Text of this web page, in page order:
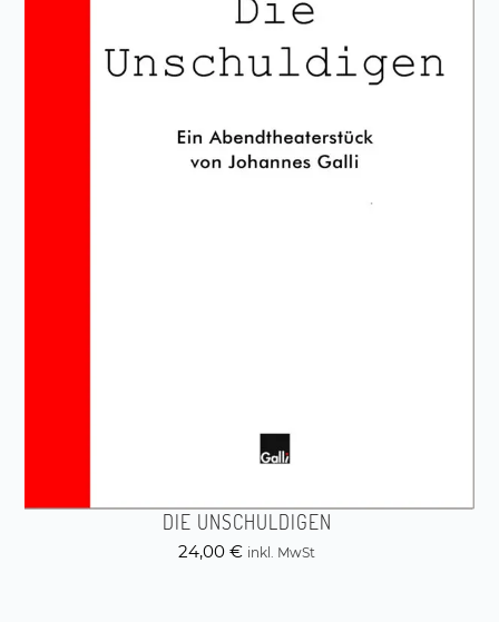
DIE UNSCHULDIGEN
24,00 € inkl. MwSt